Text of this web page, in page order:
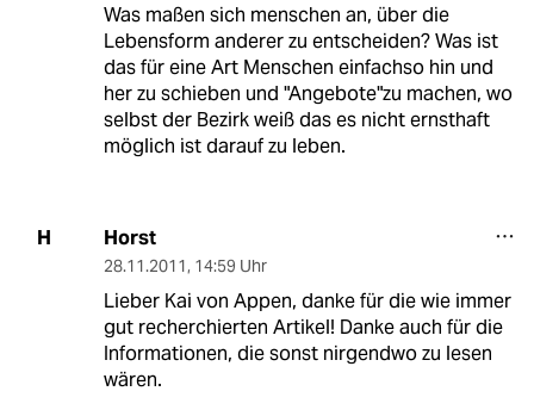
Was maßen sich menschen an, über die
Lebensform anderer zu entscheiden? Was ist
das für eine Art Menschen einfachso hin und
her zu schieben und "Angebote"zu machen, wo
selbst der Bezirk weiß das es nicht ernsthaft
möglich ist darauf zu leben.
H Horst
28.11.2011, 14:59 Uhr
Lieber Kai von Appen, danke für die wie immer
gut recherchierten Artikel! Danke auch für die
Informationen, die sonst nirgendwo zu lesen
wären.